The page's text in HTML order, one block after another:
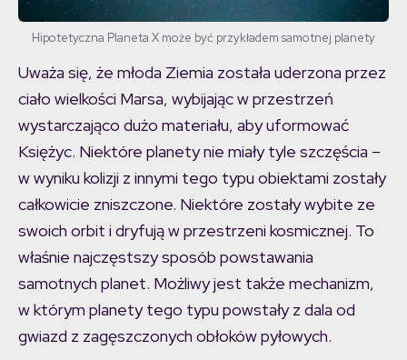
Hipotetyczna Planeta X może być przykładem samotnej planety
Uważa się, że młoda Ziemia została uderzona przez
ciało wielkości Marsa, wybijając w przestrzeń
wystarczająco dużo materiału, aby uformować
Księżyc. Niektóre planety nie miały tyle szczęścia –
w wyniku kolizji z innymi tego typu obiektami zostały
całkowicie zniszczone. Niektóre zostały wybite ze
swoich orbit i dryfują w przestrzeni kosmicznej. To
właśnie najczęstszy sposób powstawania
samotnych planet. Możliwy jest także mechanizm,
w którym planety tego typu powstały z dala od
gwiazd z zagęszczonych obłoków pyłowych.